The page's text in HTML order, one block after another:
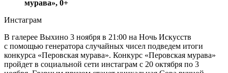
мурава», 0+
Инстаграм
В галерее Выхино 3 ноября в 21:00 на Ночь Искусств
с помощью генератора случайных чисел подведем итоги
конкурса «Перовская мурава». Конкурс «Перовская мурава»
пройдет в социальной сети инстаграм с 20 октября по 3